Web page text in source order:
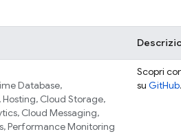
Database,
,Hosting, Cloud Storage,
, Cloud Messaging,
,Performance Monitoring
Scopri
su GitHub